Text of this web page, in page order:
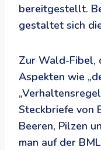
bereitgestellt.
gestaltet sich
Zur Wald-Fibel,
Aspekten wie
Steckbriefe von
Beeren, Pilzen
man auf der